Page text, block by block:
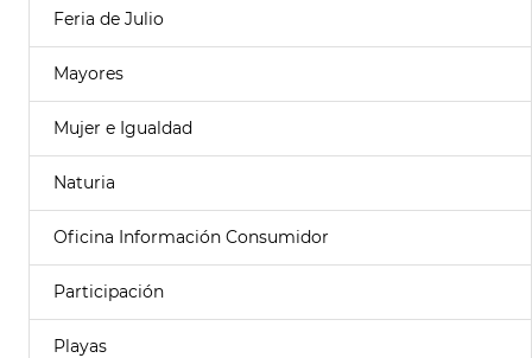
Feria de Julio
Mayores
Mujer e Igualdad
Naturia
Oficina Información Consumidor
Participación
Playas